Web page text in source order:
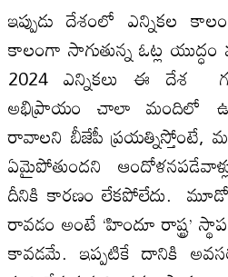
ఇప్పుడు దేశంలో ఎన్నికల
కాలంగా సాగుతున్న ఓట్ల యుద్ధం
2024 ఎన్నికలు ఈ దేశ
అభిప్రాయం చాలా మందిలో
రావాలని బీజేపీ ప్రయత్నిస్తోంటే,
ఏమైపోతుందని
దీనికి కారణం లేకపోలేదు.
రావడం అంటే ‘హిందూ రాష్ట్ర’
కావడమే. ఇప్పటికే దానికి